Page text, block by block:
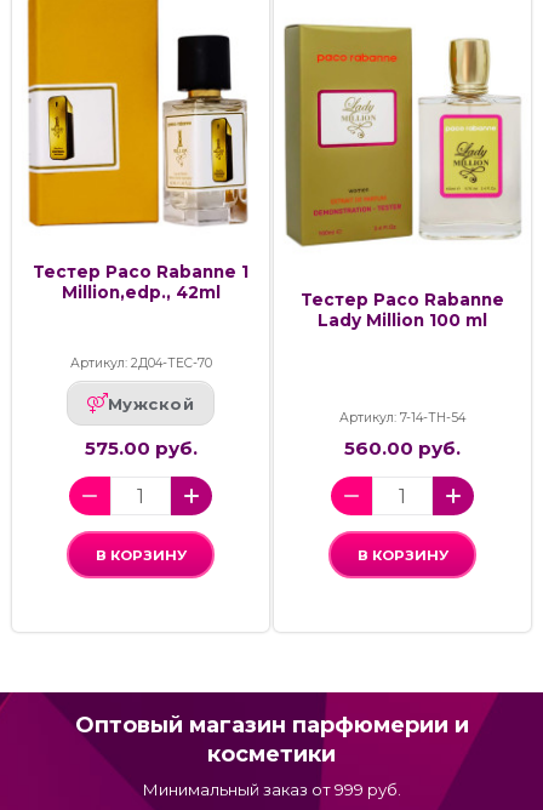
Тестер Paco Rabanne 1
Million,edp., 42ml
Артикул: 2Д04-ТЕС-70
Мужской
575.00 руб.
В КОРЗИНУ
Тестер Paco Rabanne
Lady Million 100 ml
Артикул: 7-14-ТН-54
560.00 руб.
В КОРЗИНУ
Оптовый магазин парфюмерии и
косметики
Минимальный заказ от 999 руб.